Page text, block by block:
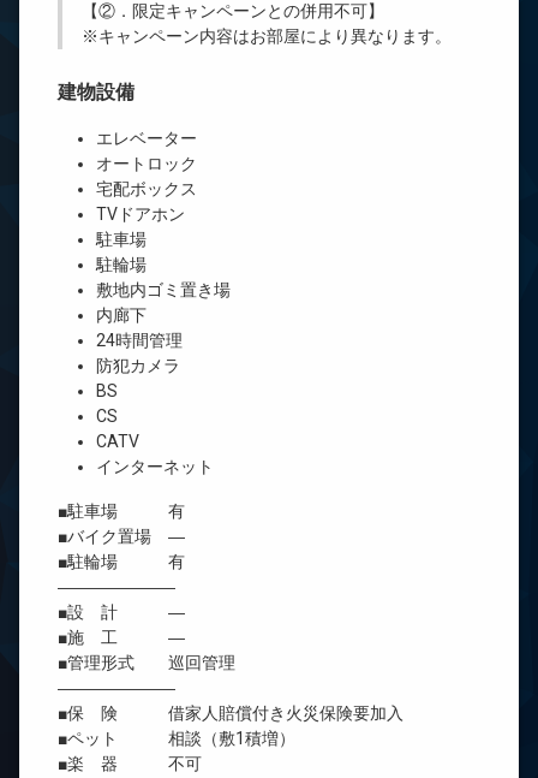
【②．限定キャンペーンとの併用不可】
※キャンペーン内容はお部屋により異なります。
建物設備
エレベーター
オートロック
宅配ボックス
TVドアホン
駐車場
駐輪場
敷地内ゴミ置き場
内廊下
24時間管理
防犯カメラ
BS
CS
CATV
インターネット
■駐車場 有
■バイク置場 ―
■駐輪場 有
―――――――
■設 計 ―
■施 工 ―
■管理形式 巡回管理
―――――――
■保 険 借家人賠償付き火災保険要加入
■ペット 相談（敷1積増）
■楽 器 不可